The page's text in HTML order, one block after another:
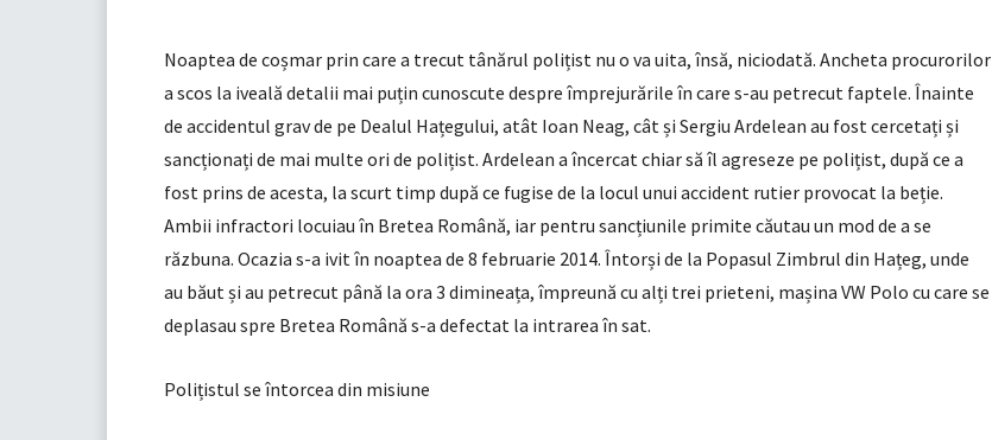
Noaptea de coșmar prin care a trecut tânărul polițist nu o va uita, însă, niciodată. Ancheta procurorilor
a scos la iveală detalii mai puțin cunoscute despre împrejurările în care s-au petrecut faptele. Înainte
de accidentul grav de pe Dealul Hațegului, atât Ioan Neag, cât și Sergiu Ardelean au fost cercetați și
sancționați de mai multe ori de polițist. Ardelean a încercat chiar să îl agreseze pe polițist, după ce a
fost prins de acesta, la scurt timp după ce fugise de la locul unui accident rutier provocat la beție.
Ambii infractori locuiau în Bretea Română, iar pentru sancțiunile primite căutau un mod de a se
răzbuna. Ocazia s-a ivit în noaptea de 8 februarie 2014. Întorși de la Popasul Zimbrul din Hațeg, unde
au băut și au petrecut până la ora 3 dimineața, împreună cu alți trei prieteni, mașina VW Polo cu care se
deplasau spre Bretea Română s-a defectat la intrarea în sat.
Polițistul se întorcea din misiune